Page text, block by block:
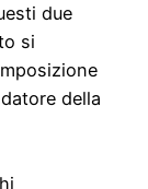
due
si
della